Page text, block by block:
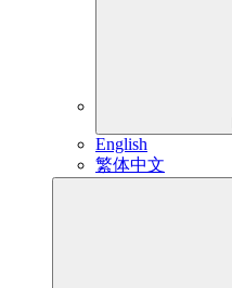
English
繁体中文